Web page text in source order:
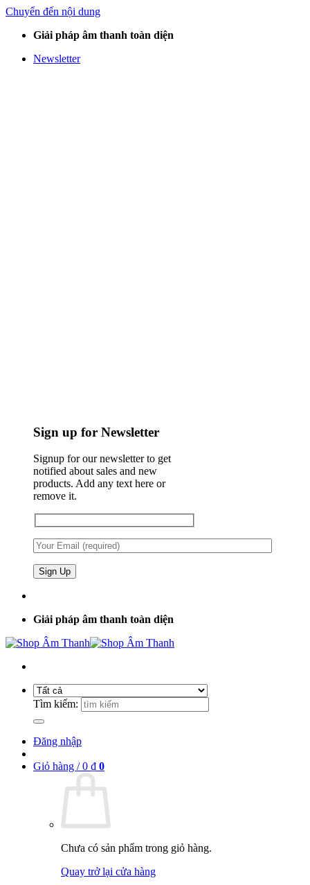
Chuyển đến nội dung
Giải pháp âm thanh toàn diện
Newsletter
Sign up for Newsletter
Signup for our newsletter to get
notified about sales and new
products. Add any text here or
remove it.
Giải pháp âm thanh toàn diện
Tìm kiếm:
Đăng nhập
Giỏ hàng /0 ₫ 0
Chưa có sản phẩm trong giỏ hàng.
Quay trở lại cửa hàng